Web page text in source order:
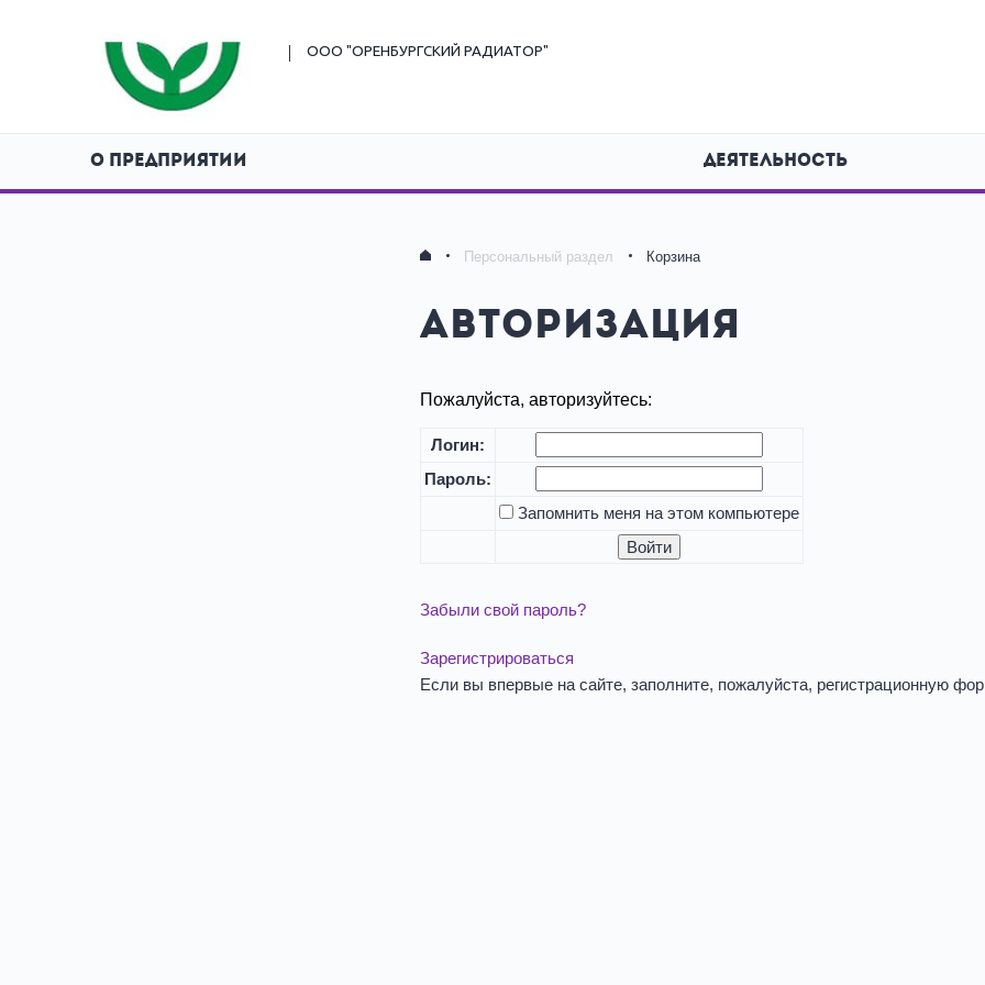
ООО "ОРЕНБУРГСКИЙ РАДИАТОР"
О ПРЕДПРИЯТИИ ДЕЯТЕЛЬНОСТЬ
Персональный раздел Корзина
Авторизация
Пожалуйста, авторизуйтесь:
Логин:
Пароль:
Запомнить меня на этом компьютере
Забыли свой пароль?
Зарегистрироваться
Если вы впервые на сайте, заполните, пожалуйста, регистрационную